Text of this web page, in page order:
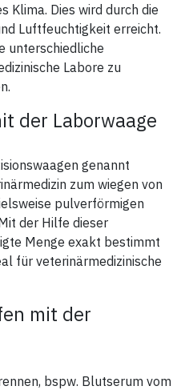
Klima. Dies wird durch die
Luftfeuchtigkeit erreicht.
unterschiedliche
Labore zu
der Laborwaage
genannt
zum wiegen von
pulverförmigen
der Hilfe dieser
Menge exakt bestimmt
für veterinärmedizinische
mit der
bspw. Blutserum vom